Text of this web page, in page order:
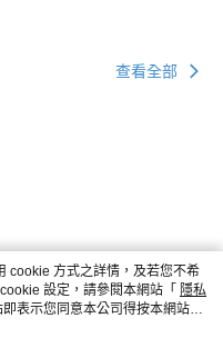
查看全部
cookie 方式之詳情，及若您不希
設定，請參閱本網站「 隱私
表示您同意本公司得按本網站使